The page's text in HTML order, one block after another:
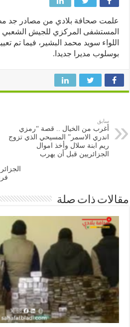
صحافة بلادي من مصادر جد مطلعة،
المركزي للجيش الشعبي
سويد محمد البشير، فيما تم تعيين
مديرا جديدا.
أغرب من الخيال .. قصة “رمزي
اندري الاسمر” المسيحي الذي تزوج
ريم ابنة سلال وأخذ اموال
الجزائريين قبل أن يهرب
الجزائر
فرنسا
ذات صلة